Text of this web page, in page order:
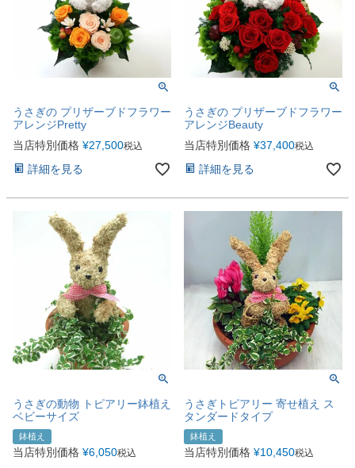
うさぎの プリザーブドフラワー
アレンジPretty
当店特別価格 ¥27,500税込
詳細を見る
うさぎの プリザーブドフラワー
アレンジBeauty
当店特別価格 ¥37,400税込
詳細を見る
うさぎの動物 トピアリー鉢植え
ベビーサイズ
鉢植え
当店特別価格 ¥6,050税込
うさぎトピアリー 寄せ植え ス
タンダードタイプ
鉢植え
当店特別価格 ¥10,450税込